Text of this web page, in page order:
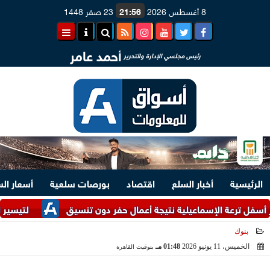
8 أغسطس 2026 21:56 23 صفر 1448
رئيس مجلسي الإدارة والتحرير أحمد عامر
الرئيسية أخبار السلع اقتصاد بورصات سلعية
أسعار
لتيسير الإجراءات.. وزارتا
نتيجة أعمال حفر دون تنسيق
بنوك
الخميس، 11 يونيو 2026
01:48 مـ بتوقيت القاهرة